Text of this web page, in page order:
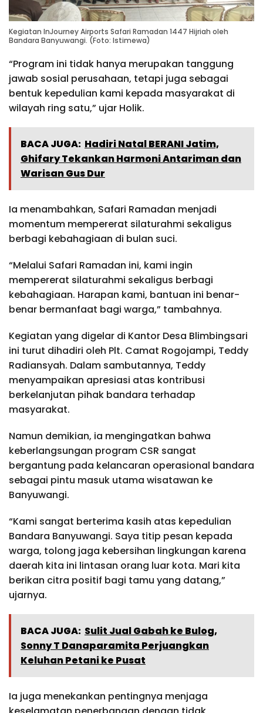
Kegiatan InJourney Airports Safari Ramadan 1447 Hijriah oleh
Bandara Banyuwangi. (Foto: Istimewa)
“Program ini tidak hanya merupakan tanggung
jawab sosial perusahaan, tetapi juga sebagai
bentuk kepedulian kami kepada masyarakat di
wilayah ring satu,” ujar Holik.
BACA JUGA: Hadiri Natal BERANI Jatim,
Ghifary Tekankan Harmoni Antariman dan
Warisan Gus Dur
Ia menambahkan, Safari Ramadan menjadi
momentum mempererat silaturahmi sekaligus
berbagi kebahagiaan di bulan suci.
“Melalui Safari Ramadan ini, kami ingin
mempererat silaturahmi sekaligus berbagi
kebahagiaan. Harapan kami, bantuan ini benar-
benar bermanfaat bagi warga,” tambahnya.
Kegiatan yang digelar di Kantor Desa Blimbingsari
ini turut dihadiri oleh Plt. Camat Rogojampi, Teddy
Radiansyah. Dalam sambutannya, Teddy
menyampaikan apresiasi atas kontribusi
berkelanjutan pihak bandara terhadap
masyarakat.
Namun demikian, ia mengingatkan bahwa
keberlangsungan program CSR sangat
bergantung pada kelancaran operasional bandara
sebagai pintu masuk utama wisatawan ke
Banyuwangi.
“Kami sangat berterima kasih atas kepedulian
Bandara Banyuwangi. Saya titip pesan kepada
warga, tolong jaga kebersihan lingkungan karena
daerah kita ini lintasan orang luar kota. Mari kita
berikan citra positif bagi tamu yang datang,”
ujarnya.
BACA JUGA: Sulit Jual Gabah ke Bulog,
Sonny T Danaparamita Perjuangkan
Keluhan Petani ke Pusat
Ia juga menekankan pentingnya menjaga